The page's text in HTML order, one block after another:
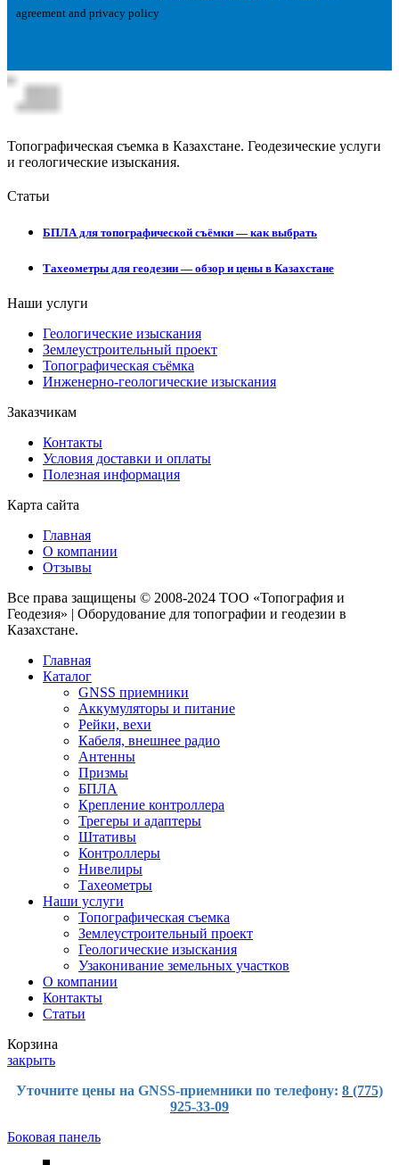
agreement and privacy policy
Топографическая съемка в Казахстане. Геодезические услуги
и геологические изыскания.
Статьи
БПЛА для топографической съёмки — как выбрать
Тахеометры для геодезии — обзор и цены в Казахстане
Наши услуги
Геологические изыскания
Землеустроительный проект
Топографическая съёмка
Инженерно-геологические изыскания
Заказчикам
Контакты
Условия доставки и оплаты
Полезная информация
Карта сайта
Главная
О компании
Отзывы
Все права защищены © 2008-2024 ТОО «Топография и
Геодезия» | Оборудование для топографии и геодезии в
Казахстане.
Главная
Каталог
GNSS приемники
Аккумуляторы и питание
Рейки, вехи
Кабеля, внешнее радио
Антенны
Призмы
БПЛА
Крепление контроллера
Трегеры и адаптеры
Штативы
Контроллеры
Нивелиры
Тахеометры
Наши услуги
Топографическая съемка
Землеустроительный проект
Геологические изыскания
Узаконивание земельных участков
О компании
Контакты
Статьи
Корзина
закрыть
Уточните цены на GNSS-приемники по телефону: 8 (775)
925-33-09
Боковая панель